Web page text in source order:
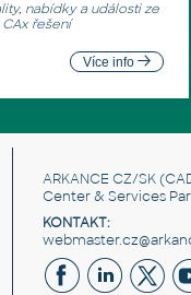
nabídky a události ze
CAx řešení
Více info
ARKANCE CZ/SK
Center & Services
KONTAKT: